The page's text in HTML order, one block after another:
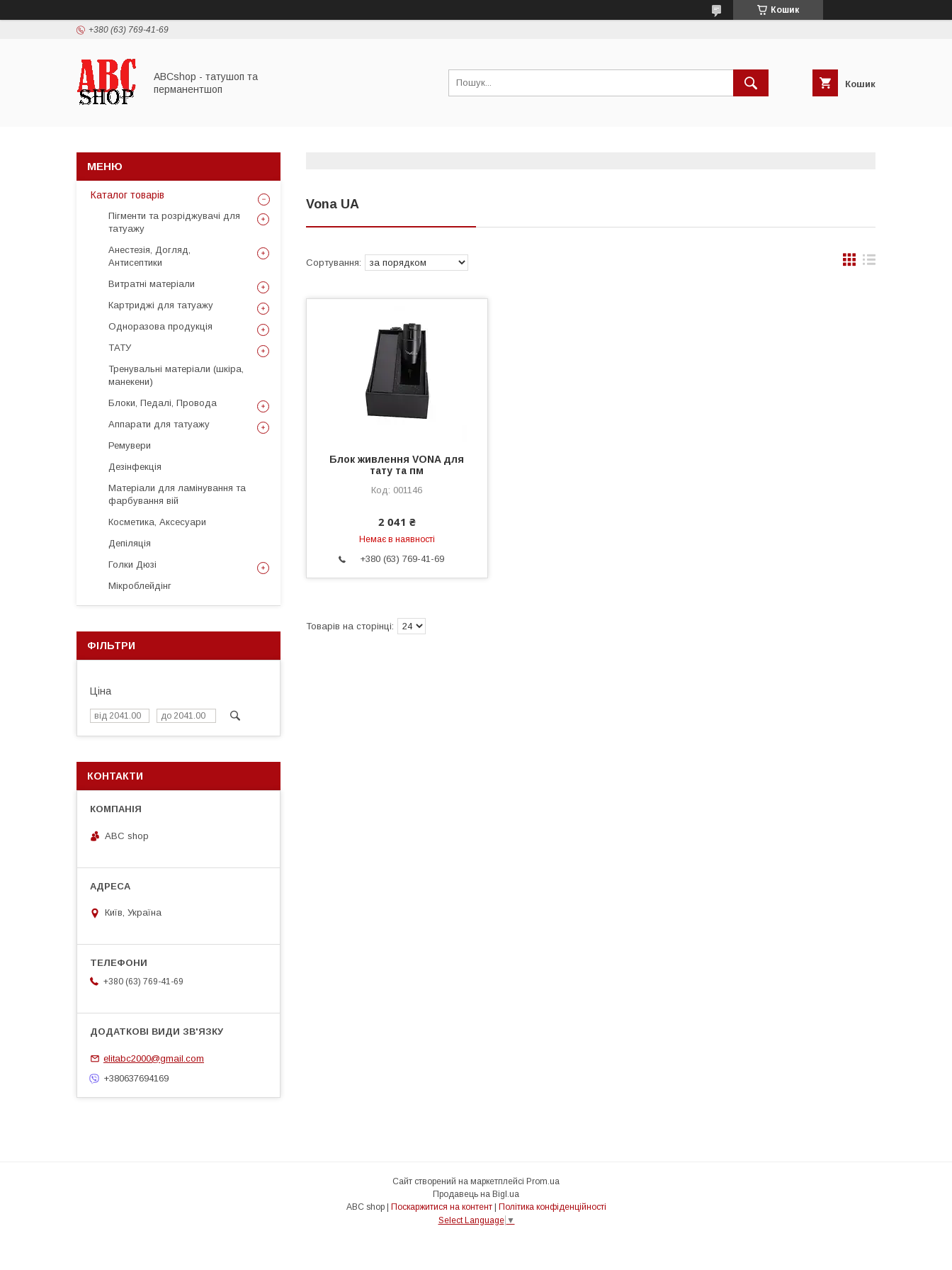
Кошик
+380 (63) 769-41-69
ABCshop - татушоп та
перманентшоп
Кошик
Vona UA
Блок живлення VONA для
тату та пм
001146
2 041 ₴
Немає в наявності
+380 (63) 769-41-69
Каталог товарів
Пігменти та розріджувачі для
татуажу
Анестезія, Догляд,
Антисептики
Витратні матеріали
Картриджі для татуажу
Одноразова продукція
ТАТУ
Тренувальні матеріали (шкіра,
манекени)
Блоки, Педалі, Провода
Аппарати для татуажу
Ремувери
Дезінфекція
Матеріали для ламінування та
фарбування вій
Косметика, Аксесуари
Депіляція
Голки Дюзі
Мікроблейдінг
ФІЛЬТРИ
Ціна
КОНТАКТИ
ABC shop
Київ, Україна
+380 (63) 769-41-69
elitabc2000@gmail.com
+380637694169
Сайт створений на маркетплейсі Prom.ua
Продавець на Bigl.ua
Поскаржитися на контент
Політика конфіденційності
Select Language ▼